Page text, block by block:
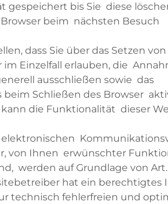
gespeichert bis Sie diese
beim nächsten Besuch
dass Sie über das Setzen
Einzelfall erlauben, die
ausschließen sowie das
Schließen des Browser
die Funktionalität dieser
von Ihnen erwünschter
werden auf Grundlage von Art.
hat ein berechtigtes
technisch fehlerfreien und